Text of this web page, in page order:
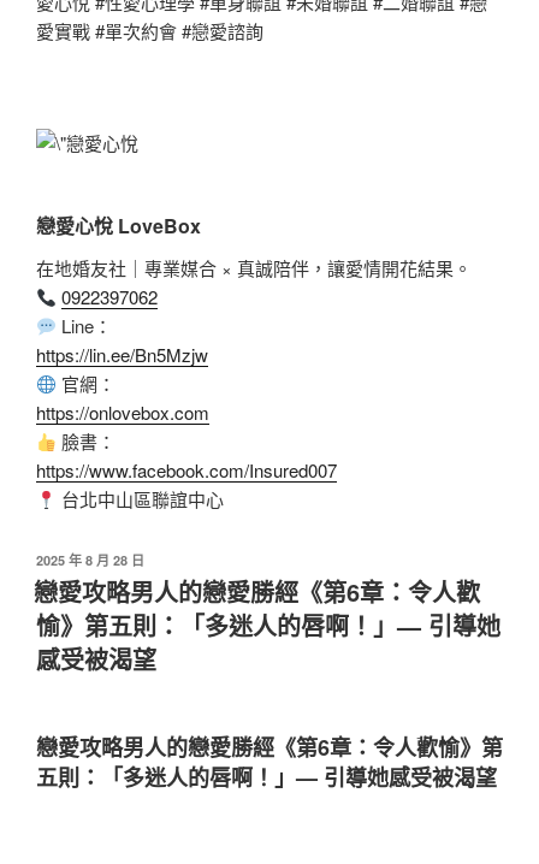
愛實戰 #單次約會 #戀愛諮詢
戀愛心悅 LoveBox
在地婚友社｜專業媒合 × 真誠陪伴，讓愛情開花結果。
0922397062
Line：
https://lin.ee/Bn5Mzjw
官網：
https://onlovebox.com
臉書：
https://www.facebook.com/Insured007
台北中山區聯誼中心
2025 年 8 月 28 日
戀愛攻略男人的戀愛勝經《第6章：令人歡
愉》第五則：「多迷人的唇啊！」— 引導她
感受被渴望
戀愛攻略男人的戀愛勝經《第6章：令人歡愉》第
五則：「多迷人的唇啊！」— 引導她感受被渴望